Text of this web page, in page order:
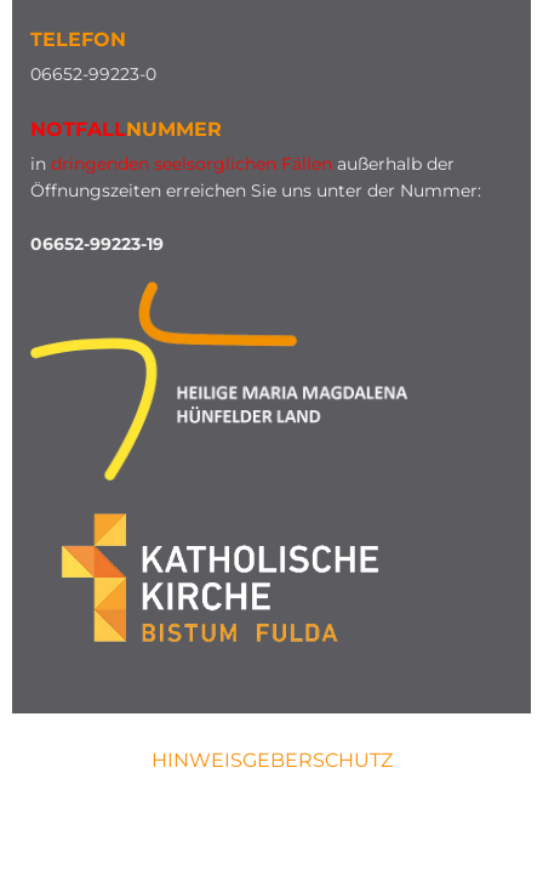
TELEFON
06652-99223-0
NOTFALLNUMMER
in dringenden seelsorglichen Fällen außerhalb der
Öffnungszeiten erreichen Sie uns unter der Nummer:
06652-99223-19
HINWEISGEBERSCHUTZ